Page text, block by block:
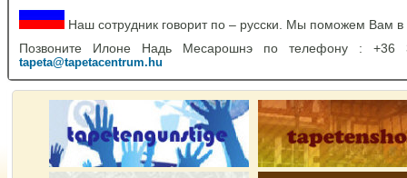
Наш сотрудник говорит по – русски. Мы поможем Вам
Позвоните Илоне Надь Месарошнэ по телефону :
tapeta@tapetacentrum.hu